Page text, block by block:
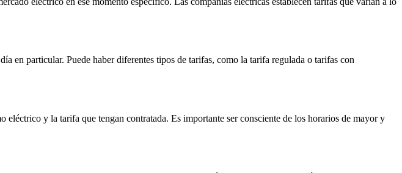
en particular. Puede haber diferentes tipos de tarifas, como la tarifa regulada o tarifas con
y la tarifa que tengan contratada. Es importante ser consciente de los horarios de mayor y